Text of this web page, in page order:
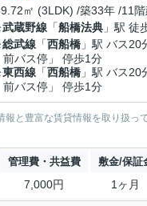
㎡ (3LDK) /築33年 /11階
武蔵野線 「船橋法典 」駅 徒
総武線 「西船橋 」駅 バス20
前バス停」 停歩1分
東西線 「西船橋 」駅 バス20
前バス停」 停歩1分
と豊富な賃貸情報を取り扱
管理費・共益費 敷金/保証
7,000円 1ヶ月